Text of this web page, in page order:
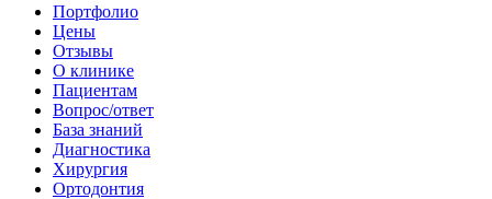
Портфолио
Цены
Отзывы
О клинике
Пациентам
Вопрос/ответ
База знаний
Диагностика
Хирургия
Ортодонтия